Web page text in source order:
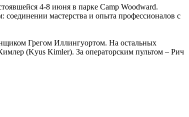
4-8 июня в парке Camp Woodward.
мастерства и опыта профессионалов с
Грегом Иллингуортом. На остальных
(Kyus Kimler). За операторским пультом – Рич